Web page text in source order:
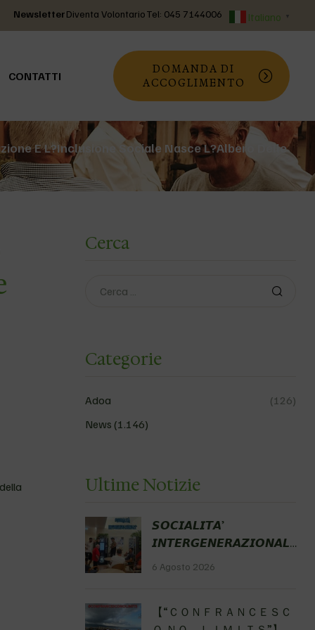
NewsletterDiventa VolontarioTel: 045 7144006 Italiano ▼
CONTATTI
DOMANDA DI
ACCOGLIMENTO
E L?inclusione Sociale Nasce L?Albero Delle
Cerca
Categorie
Adoa
(126)
News (1.146)
Ultime Notizie
𝙎𝙊𝘾𝙄𝘼𝙇𝙄𝙏𝘼’
𝙄𝙉𝙏𝙀𝙍𝙂𝙀𝙉𝙀𝙍𝘼𝙕𝙄𝙊𝙉𝘼𝙇𝙀
Fondazione Gobetti Hub
#miticoGian
6 Agosto 2026
【 “ＣＯＮＦＲＡＮＣＥＳＣ